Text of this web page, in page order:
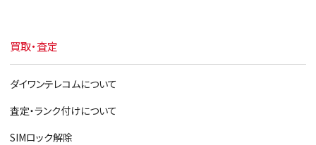
iPhone6s
iPhone6 Plus
iPhone6
iPhoneSE
買取・査定
ダイワンテレコムについて
査定・ランク付けについて
SIMロック解除